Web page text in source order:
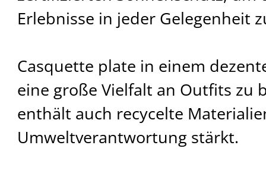
Erlebnisse in jeder Gelegenheit
Casquette plate in einem
eine große Vielfalt an Outfits zu
enthält auch recycelte
Umweltverantwortung stärkt.